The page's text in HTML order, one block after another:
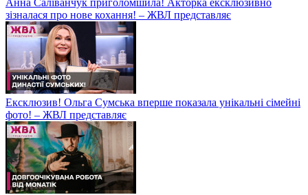
зізналася про нове кохання! – ЖВЛ представляє
Ексклюзив! Ольга Сумська вперше показала унікальні сімейні
фото! – ЖВЛ представляє